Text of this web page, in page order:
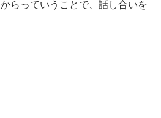
らっていうことで、話し合いを